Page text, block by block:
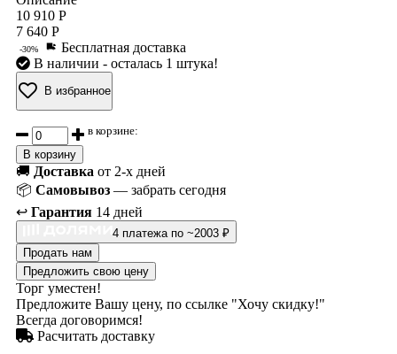
10 910 Р
7 640 Р
-30%
Бесплатная доставка
В наличии - осталась 1 штука!
В избранное
в корзине:
В корзину
🚚 Доставка от 2-х дней
📦 Самовывоз — забрать сегодня
↩️ Гарантия 14 дней
4 платежа по ~2003 ₽
Продать нам
Предложить свою цену
Торг уместен!
Предложите Вашу цену, по ссылке "Хочу скидку!"
Всегда договоримся!
Расчитать доставку